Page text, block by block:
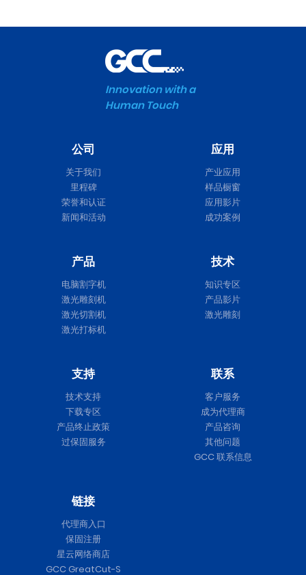
Innovation with a
Human Touch
公司
关于我们
里程碑
荣誉和认证
新闻和活动
应用
产业应用
样品橱窗
应用影片
成功案例
产品
电脑割字机
激光雕刻机
激光切割机
激光打标机
技术
知识专区
产品影片
激光雕刻
支持
技术支持
下载专区
产品终止政策
过保固服务
联系
客户服务
成为代理商
产品咨询
其他问题
GCC 联系信息
链接
代理商入口
保固注册
星云网络商店
GCC GreatCut-S